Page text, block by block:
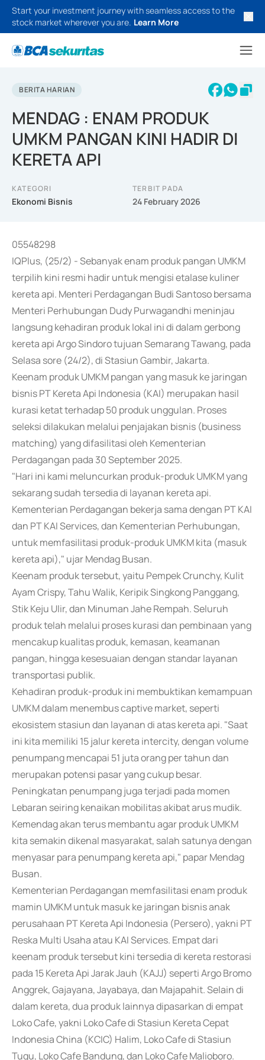
Start your investment journey with seamless access to the
stock market wherever you are. Learn More
BERITA HARIAN
MENDAG : ENAM PRODUK
UMKM PANGAN KINI HADIR DI
KERETA API
KATEGORI
Ekonomi Bisnis
TERBIT PADA
24 February 2026
05548298
IQPlus, (25/2) - Sebanyak enam produk pangan UMKM
terpilih kini resmi hadir untuk mengisi etalase kuliner
kereta api. Menteri Perdagangan Budi Santoso bersama
Menteri Perhubungan Dudy Purwagandhi meninjau
langsung kehadiran produk lokal ini di dalam gerbong
kereta api Argo Sindoro tujuan Semarang Tawang, pada
Selasa sore (24/2), di Stasiun Gambir, Jakarta.
Keenam produk UMKM pangan yang masuk ke jaringan
bisnis PT Kereta Api Indonesia (KAI) merupakan hasil
kurasi ketat terhadap 50 produk unggulan. Proses
seleksi dilakukan melalui penjajakan bisnis (business
matching) yang difasilitasi oleh Kementerian
Perdagangan pada 30 September 2025.
"Hari ini kami meluncurkan produk-produk UMKM yang
sekarang sudah tersedia di layanan kereta api.
Kementerian Perdagangan bekerja sama dengan PT KAI
dan PT KAI Services, dan Kementerian Perhubungan,
untuk memfasilitasi produk-produk UMKM kita (masuk
kereta api)," ujar Mendag Busan.
Keenam produk tersebut, yaitu Pempek Crunchy, Kulit
Ayam Crispy, Tahu Walik, Keripik Singkong Panggang,
Stik Keju Ulir, dan Minuman Jahe Rempah. Seluruh
produk telah melalui proses kurasi dan pembinaan yang
mencakup kualitas produk, kemasan, keamanan
pangan, hingga kesesuaian dengan standar layanan
transportasi publik.
Kehadiran produk-produk ini membuktikan kemampuan
UMKM dalam menembus captive market, seperti
ekosistem stasiun dan layanan di atas kereta api. "Saat
ini kita memiliki 15 jalur kereta intercity, dengan volume
penumpang mencapai 51 juta orang per tahun dan
merupakan potensi pasar yang cukup besar.
Peningkatan penumpang juga terjadi pada momen
Lebaran seiring kenaikan mobilitas akibat arus mudik.
Kemendag akan terus membantu agar produk UMKM
kita semakin dikenal masyarakat, salah satunya dengan
menyasar para penumpang kereta api," papar Mendag
Busan.
Kementerian Perdagangan memfasilitasi enam produk
mamin UMKM untuk masuk ke jaringan bisnis anak
perusahaan PT Kereta Api Indonesia (Persero), yakni PT
Reska Multi Usaha atau KAI Services. Empat dari
keenam produk tersebut kini tersedia di kereta restorasi
pada 15 Kereta Api Jarak Jauh (KAJJ) seperti Argo Bromo
Anggrek, Gajayana, Jayabaya, dan Majapahit. Selain di
dalam kereta, dua produk lainnya dipasarkan di empat
Loko Cafe, yakni Loko Cafe di Stasiun Kereta Cepat
Indonesia China (KCIC) Halim, Loko Cafe di Stasiun
Tugu, Loko Cafe Bandung, dan Loko Cafe Malioboro.